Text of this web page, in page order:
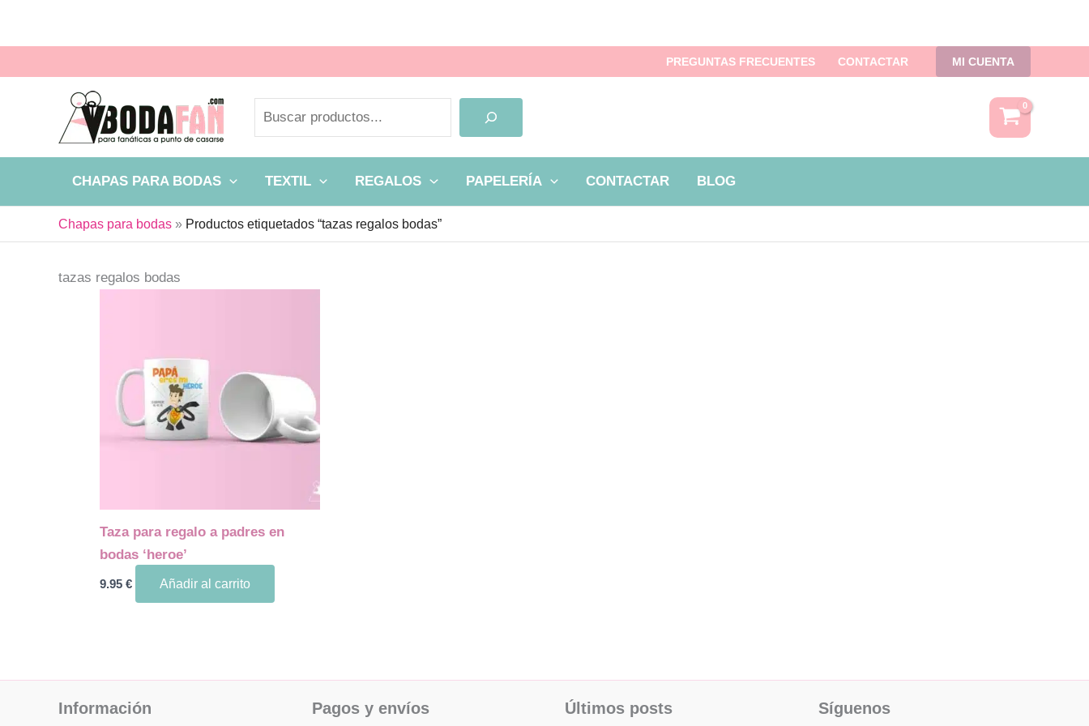
PREGUNTAS FRECUENTES CONTACTAR MI CUENTA
CHAPAS PARA BODAS TEXTIL REGALOS PAPELERÍA CONTACTAR BLOG
Chapas para bodas » Productos etiquetados “tazas regalos bodas”
tazas regalos bodas
Taza para regalo a padres en
bodas ‘heroe’
9.95 € Añadir al carrito
Información Pagos y envíos Últimos posts Síguenos